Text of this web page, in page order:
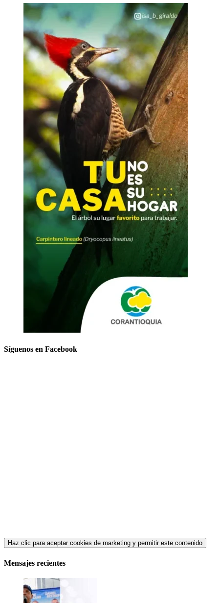
Síguenos en Facebook
Haz clic para aceptar cookies de marketing y permitir este contenido
Mensajes recientes